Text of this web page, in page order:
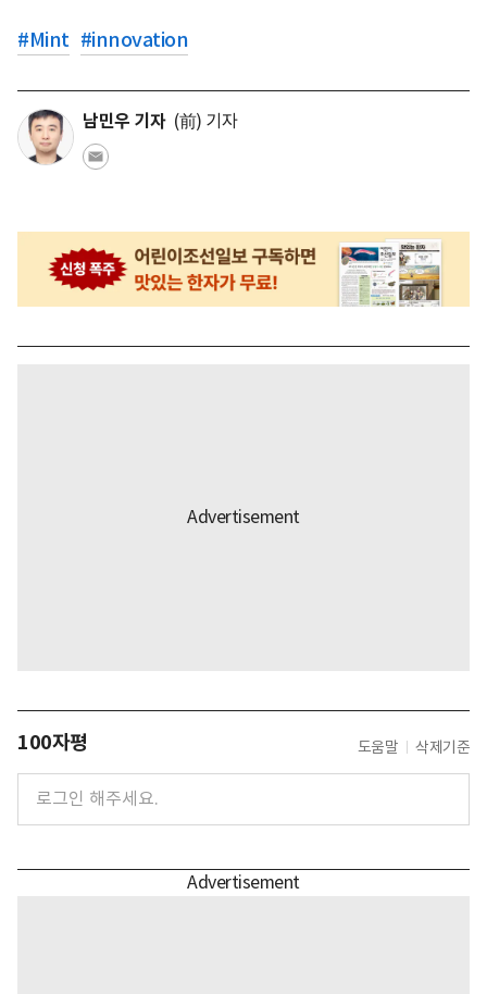
#Mint #innovation
남민우 기자 (前) 기자
100자평 도움말 삭제기준